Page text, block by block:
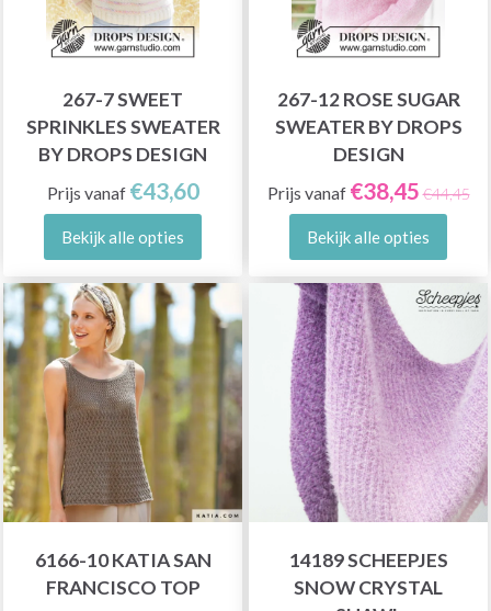
267-7 SWEET
SPRINKLES SWEATER
BY DROPS DESIGN
Prijs vanaf €43,60
Bekijk alle opties
267-12 ROSE SUGAR
SWEATER BY DROPS
DESIGN
Prijs vanaf €38,45 €44,45
Bekijk alle opties
6166-10 KATIA SAN
FRANCISCO TOP
14189 SCHEEPJES
SNOW CRYSTAL